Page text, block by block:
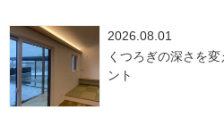
2026.08.01
くつろぎの深さを
ント